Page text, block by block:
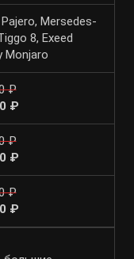
Mersedes-
8, Exeed
Monjaro
₽
₽
₽
₽
₽
₽